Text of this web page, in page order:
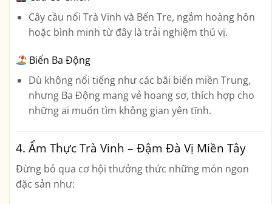
Cây cầu nối Trà Vinh và Bến Tre, ngắm hoàng hôn
hoặc bình minh từ đây là trải nghiệm thú vị.
Biển Ba Động
Dù không nổi tiếng như các bãi biển miền Trung,
nhưng Ba Động mang vẻ hoang sơ, thích hợp cho
những ai muốn tìm không gian yên tĩnh.
4. Ẩm Thực Trà Vinh – Đậm Đà Vị Miền Tây
Đừng bỏ qua cơ hội thưởng thức những món ngon
đặc sản như: